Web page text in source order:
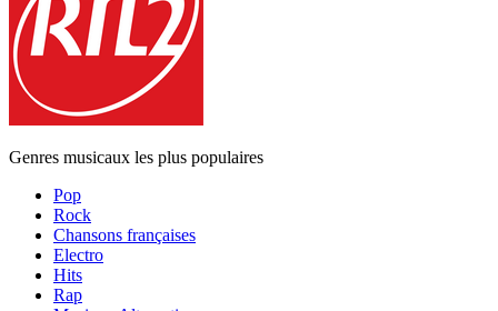
Genres musicaux les plus populaires
Pop
Rock
Chansons françaises
Electro
Hits
Rap